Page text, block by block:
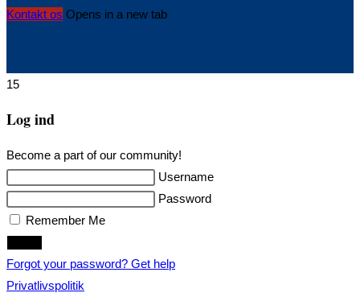
Kontakt os Opens in a new tab
15
Log ind
Become a part of our community!
Username
Password
Remember Me
Forgot your password? Get help
Privatlivspolitik